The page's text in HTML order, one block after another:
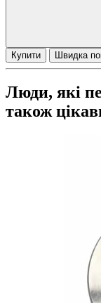
Купити Швидка
Люди, які
також